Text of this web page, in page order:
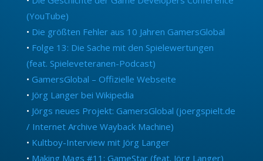
(YouTube)
• Die größten Fehler aus 10 Jahren GamersGlobal
• Folge 13: Die Sache mit den Spielewertungen
(feat. Spieleveteranen-Podcast)
• GamersGlobal – Offizielle Webseite
• Jörg Langer bei Wikipedia
• Jörgs neues Projekt: GamersGlobal (joergspielt.de
/ Internet Archive Wayback Machine)
• Kultboy-Interview mit Jörg Langer
• Making Mags #11: GameStar (feat. Jörg Langer)